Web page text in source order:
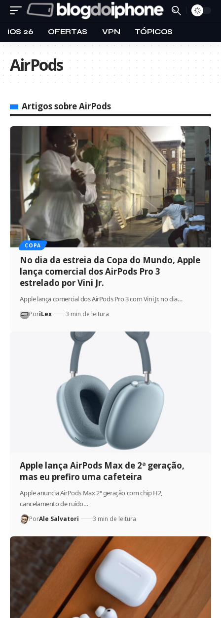
iOS 26 OFERTAS VPN TÓPICOS
AirPods
Artigos sobre AirPods
COPA
No dia da estreia da Copa do Mundo, Apple
lança comercial dos AirPods Pro 3
estrelado por Vini Jr.
Apple lança comercial dos AirPods Pro 3 com Vini Jr. no dia…
PoriLex 3 min de leitura
Apple lança AirPods Max de 2ª geração,
mas eu prefiro uma cafeteira
Apple anuncia AirPods Max 2ª geração com chip H2,
cancelamento de ruído…
PorAle Salvatori 3 min de leitura